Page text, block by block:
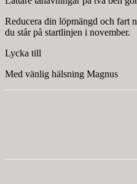
Reducera din löpmängd och fart
du står på startlinjen i november.
Lycka till
Med vänlig hälsning Magnus